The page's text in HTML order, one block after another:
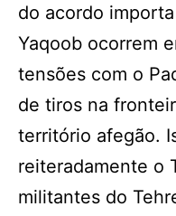
do acordo
Yaqoob ocorrem
tensões com o
de tiros na
território afegão.
reiteradamente o
militantes do